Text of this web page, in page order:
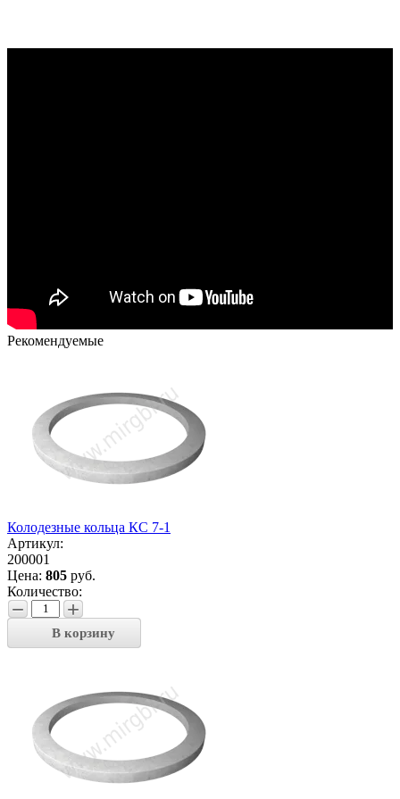
Рекомендуемые
Колодезные кольца КС 7-1
Артикул:
200001
Цена: 805 руб.
Количество:
− +
В корзину